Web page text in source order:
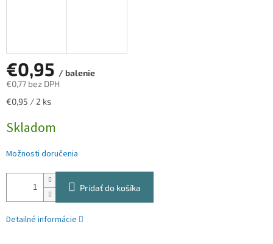
€0,95 / balenie
€0,77 bez DPH
Jednotková
€0,95 / 2 ks
Skladom
Možnosti doručenia
Pridať do košíka
Detailné informácie